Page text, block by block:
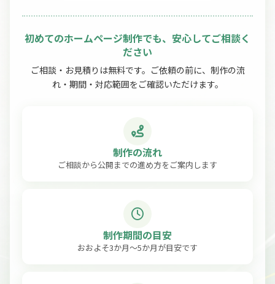
初めてのホームページ制作でも、安心してご相談く
ださい
ご相談・お見積りは無料です。ご依頼の前に、制作の流
れ・期間・対応範囲をご確認いただけます。
制作の流れ
ご相談から公開までの進め方をご案内します
制作期間の目安
おおよそ3か月〜5か月が目安です